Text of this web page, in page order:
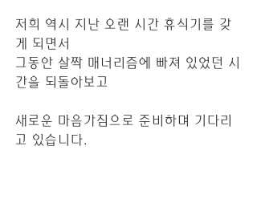
저희 역시 지난 오랜 시간 휴식기를 갖
게 되면서
그동안 살짝 매너리즘에 빠져 있었던 시
간을 되돌아보고
새로운 마음가짐으로 준비하며 기다리
고 있습니다.